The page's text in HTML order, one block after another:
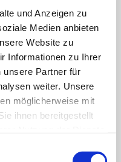
und Anzeigen zu
Medien anbieten
Website zu
Informationen zu Ihrer
unsere Partner für
weiter. Unsere
möglicherweise mit
ihnen bereitgestellt
Wohl der ihnen
Kinder und
und minimal-